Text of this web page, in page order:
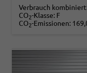
Verbrauch
CO2-Klasse: F
CO2-Emissionen: